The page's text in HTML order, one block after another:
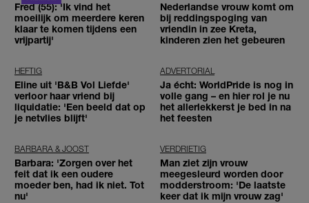
Fred (55): 'Ik vind het
moeilijk om meerdere keren
klaar te komen tijdens een
vrijpartij'
Nederlandse vrouw komt om
bij reddingspoging van
vriendin in zee Kreta,
kinderen zien het gebeuren
HEFTIG
Eline uit 'B&B Vol Liefde'
verloor haar vriend bij
liquidatie: 'Een beeld dat op
je netvlies blijft'
ADVERTORIAL
Ja écht: WorldPride is nog in
volle gang – en hier rol je nu
het allerlekkerst je bed in na
het feesten
BARBARA & JOOST
Barbara: 'Zorgen over het
feit dat ik een oudere
moeder ben, had ik niet. Tot
nu'
VERDRIETIG
Man ziet zijn vrouw
meegesleurd worden door
modderstroom: 'De laatste
keer dat ik mijn vrouw zag'